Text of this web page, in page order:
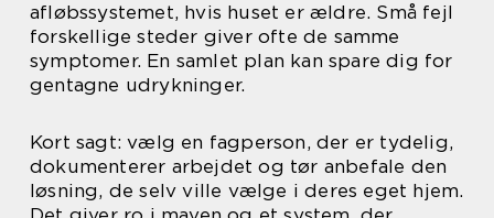
afløbssystemet, hvis huset er ældre. Små fejl
forskellige steder giver ofte de samme
symptomer. En samlet plan kan spare dig for
gentagne udrykninger.
Kort sagt: vælg en fagperson, der er tydelig,
dokumenterer arbejdet og tør anbefale den
løsning, de selv ville vælge i deres eget hjem.